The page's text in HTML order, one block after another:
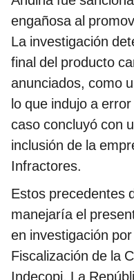
engañosa al
La investigación
final del producto
anunciados, como
lo que indujo a
caso concluyó con
inclusión de la
Infractores​.
Estos precedentes
manejaría el
en investigación
Fiscalización de la
Indecopi. La